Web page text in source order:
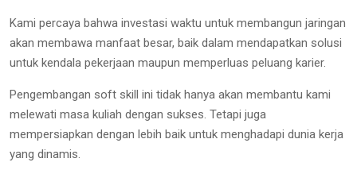
Kami percaya bahwa investasi waktu untuk membangun jaringan
akan membawa manfaat besar, baik dalam mendapatkan solusi
untuk kendala pekerjaan maupun memperluas peluang karier.
Pengembangan soft skill ini tidak hanya akan membantu kami
melewati masa kuliah dengan sukses. Tetapi juga
mempersiapkan dengan lebih baik untuk menghadapi dunia kerja
yang dinamis.